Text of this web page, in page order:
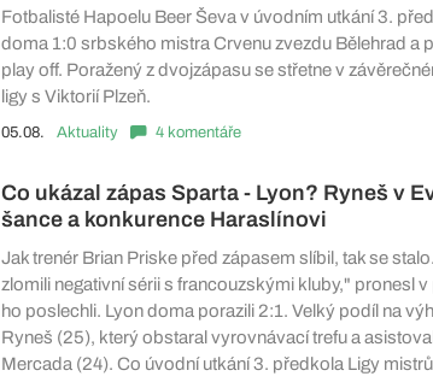
Fotbalisté Hapoelu Beer Ševa v úvodním utkání 3.
doma 1:0 srbského mistra Crvenu zvezdu Bělehrad a
play off. Poražený z dvojzápasu se střetne v
ligy s Viktorií Plzeň.
05.08. Aktuality 4 komentáře
Co ukázal zápas Sparta - Lyon? Ryneš v
šance a konkurence Haraslínovi
Jak trenér Brian Priske před zápasem slíbil, tak se
zlomili negativní sérii s francouzskými kluby," pronesl
ho poslechli. Lyon doma porazili 2:1. Velký podíl na
Ryneš (25), který obstaral vyrovnávací trefu a
Mercada (24). Co úvodní utkání 3. předkola Ligy